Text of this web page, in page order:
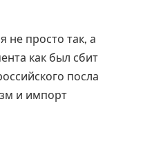
не просто так, а
как был сбит
посла
и импорт